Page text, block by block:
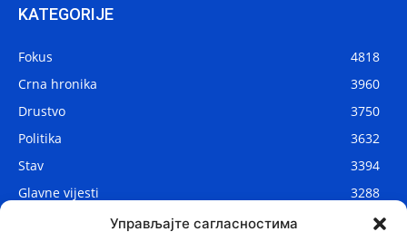
Управљајте сагласностима
KATEGORIJE
Fokus
4818
Crna hronika
3960
Drustvo
3750
Politika
3632
Stav
3394
Glavne vijesti
3288
2912